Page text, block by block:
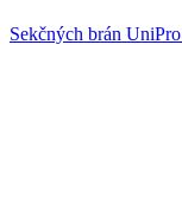
Sekčných brán UniPro